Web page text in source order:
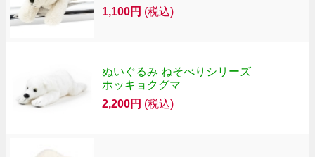
1,100円 (税込)
ぬいぐるみ ねそべりシリーズ
ホッキョクグマ
2,200円 (税込)